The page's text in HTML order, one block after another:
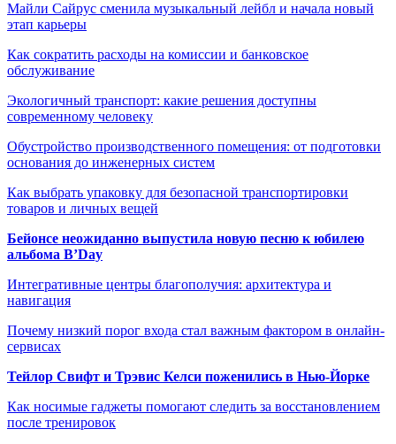
Майли Сайрус сменила музыкальный лейбл и начала новый
этап карьеры
Как сократить расходы на комиссии и банковское
обслуживание
Экологичный транспорт: какие решения доступны
современному человеку
Обустройство производственного помещения: от подготовки
основания до инженерных систем
Как выбрать упаковку для безопасной транспортировки
товаров и личных вещей
Бейонсе неожиданно выпустила новую песню к юбилею
альбома B’Day
Интегративные центры благополучия: архитектура и
навигация
Почему низкий порог входа стал важным фактором в онлайн-
сервисах
Тейлор Свифт и Трэвис Келси поженились в Нью-Йорке
Как носимые гаджеты помогают следить за восстановлением
после тренировок